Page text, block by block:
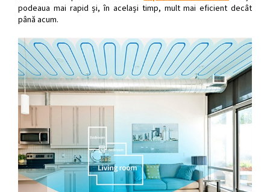
podeaua mai rapid și, în același timp, mult mai eficient decât
până acum.